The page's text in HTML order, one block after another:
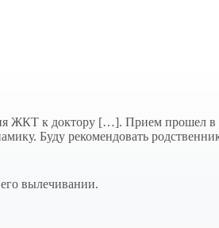
ЖКТ к доктору […]. Прием прошел
Буду рекомендовать
вылечивании.